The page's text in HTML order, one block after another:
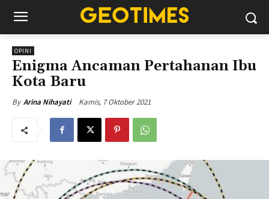
OPINI
Enigma Ancaman Pertahanan Ibu
Kota Baru
By Arina Nihayati Kamis, 7 Oktober 2021